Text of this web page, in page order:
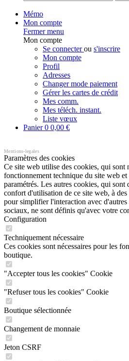
Mémo
Mon compte
Fermer menu
Mon compte
Se connecterou s'inscrire
Mon compte
Profil
Adresses
Changer mode paiement
Gérer les cartes de crédit
Mes comm.
Mes téléch. instant.
Liste vœux
Panier0 0,00 €
Mentions-legales
Paramètres des cookies
Ce site web utilise des cookies, qui sont
fonctionnement technique du site web
paramétrés. Les autres cookies, qui sont
confort d'utilisation de ce site web, à
pour simplifier l'interaction avec d'autres
sociaux, ne sont définis qu'avec votre
Configuration
Techniquement nécessaire
Ces cookies sont nécessaires pour les
boutique.
"Accepter tous les cookies" Cookie
"Refuser tous les cookies" Cookie
Boutique sélectionnée
Changement de monnaie
Jeton CSRF